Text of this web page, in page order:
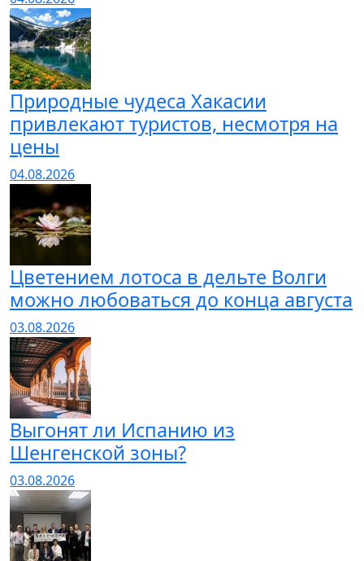
Природные чудеса Хакасии
привлекают туристов, несмотря на
цены
04.08.2026
Цветением лотоса в дельте Волги
можно любоваться до конца августа
03.08.2026
Выгонят ли Испанию из
Шенгенской зоны?
03.08.2026